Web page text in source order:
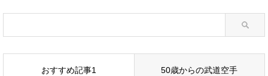
おすすめ記事1 50歳からの武道空手